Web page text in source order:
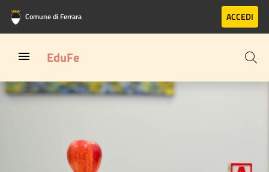
Vai al contenuto principale
Vai al footer
Comune di Ferrara ACCEDI
EduFe